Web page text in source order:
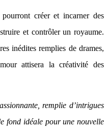
créer et incarner des
et contrôler un royaume.
inédites remplies de drames,
attisera la créativité des
remplie d’intrigues
fond idéale pour une nouvelle